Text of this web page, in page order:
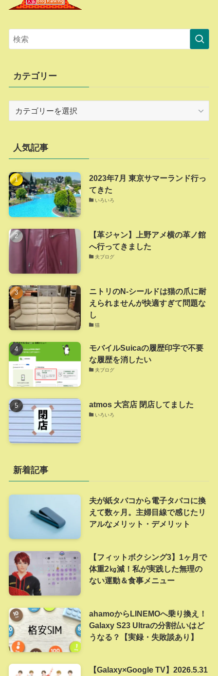
カテゴリー
ー
人気記事
2023年7月 東京サマーランド行っ
てきた
いろいろ
【革ジャン】上野アメ横の革ノ館
へ行ってきました
夫ブログ
ニトリのN-シールドは猫の爪に耐
えられませんが快適すぎて問題な
し
猫
モバイルSuicaの履歴印字で不要
な履歴を消したい
夫ブログ
atmos 大宮店 閉店してました
いろいろ
新着記事
夫が紙タバコから電子タバコに換
えて数ヶ月。主婦目線で感じたリ
アルなメリット・デメリット
【フィットボクシング3】1ヶ月で
体重2㎏減！私が実践した無理の
ない運動＆食事メニュー
ahamoからLINEMOへ乗り換え！
Galaxy S23 Ultraの分割払いはど
うなる？【実録・失敗談あり】
【Galaxy×Google TV】2026.5.31